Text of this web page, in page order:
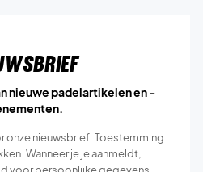
nieuwe padelartikelen en -
onze nieuwsbrief. Toestemming
Wanneer je je aanmeldt,
voor persoonlijke gegevens.